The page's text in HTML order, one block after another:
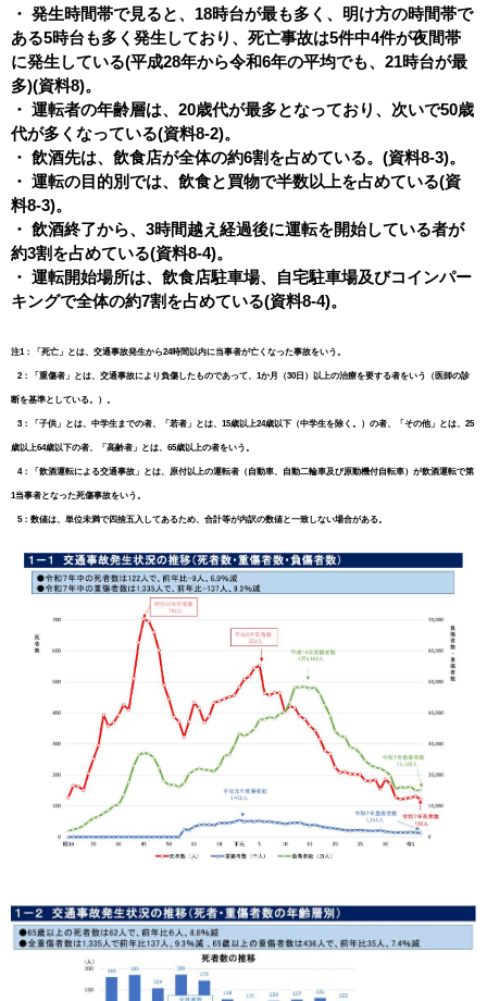
・ 発生時間帯で見ると、18時台が最も多く、明け方の時間帯で
ある5時台も多く発生しており、死亡事故は5件中4件が夜間帯
に発生している(平成28年から令和6年の平均でも、21時台が最
多)(資料8)。
・ 運転者の年齢層は、20歳代が最多となっており、次いで50歳
代が多くなっている(資料8-2)。
・ 飲酒先は、飲食店が全体の約6割を占めている。(資料8-3)。
・ 運転の目的別では、飲食と買物で半数以上を占めている(資
料8-3)。
・ 飲酒終了から、3時間越え経過後に運転を開始している者が
約3割を占めている(資料8-4)。
・ 運転開始場所は、飲食店駐車場、自宅駐車場及びコインパー
キングで全体の約7割を占めている(資料8-4)。
注1：「死亡」とは、交通事故発生から24時間以内に当事者が亡くなった事故をいう。
2：「重傷者」とは、交通事故により負傷したものであって、1か月（30日）以上の治療を要する者をいう（医師の診
断を基準としている。）。
3：「子供」とは、中学生までの者、「若者」とは、15歳以上24歳以下（中学生を除く。）の者、「その他」とは、25
歳以上64歳以下の者、「高齢者」とは、65歳以上の者をいう。
4：「飲酒運転による交通事故」とは、原付以上の運転者（自動車、自動二輪車及び原動機付自転車）が飲酒運転で第
1当事者となった死傷事故をいう。
5：数値は、単位未満で四捨五入してあるため、合計等が内訳の数値と一致しない場合がある。